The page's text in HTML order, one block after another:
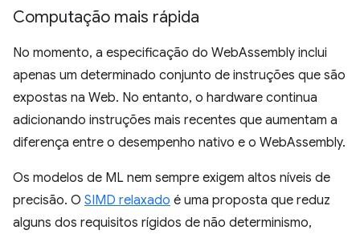
Computação mais rápida
No momento, a especificação do WebAssembly inclui
apenas um determinado conjunto de instruções que são
expostas na Web. No entanto, o hardware continua
adicionando instruções mais recentes que aumentam a
diferença entre o desempenho nativo e o WebAssembly.
Os modelos de ML nem sempre exigem altos níveis de
precisão. O SIMD relaxado é uma proposta que reduz
alguns dos requisitos rígidos de não determinismo,